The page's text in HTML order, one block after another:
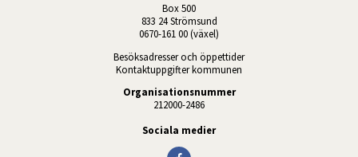
Box 500
833 24 Strömsund
0670-161 00 (växel)
Besöksadresser och öppettider
Kontaktuppgifter kommunen
Organisationsnummer
212000-2486
Sociala medier